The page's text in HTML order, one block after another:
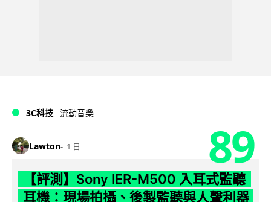
3C科技 流動音樂
Lawton 1 日 89
【評測】Sony IER-M500 入耳式監聽
耳機：現場拍攝、後製監聽與人聲利器